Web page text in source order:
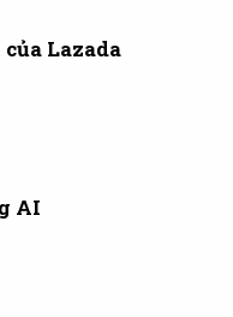
Lazada
AI